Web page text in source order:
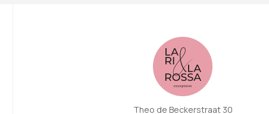
Theo de Beckerstraat 30